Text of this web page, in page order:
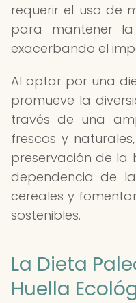
requerir el uso de
para mantener
exacerbando el
Al optar por una
promueve la
través de una
frescos y
preservación de la
dependencia de
cereales y
sostenibles.
La Dieta
Huella